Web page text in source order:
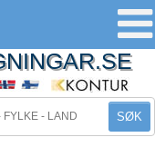
SØK